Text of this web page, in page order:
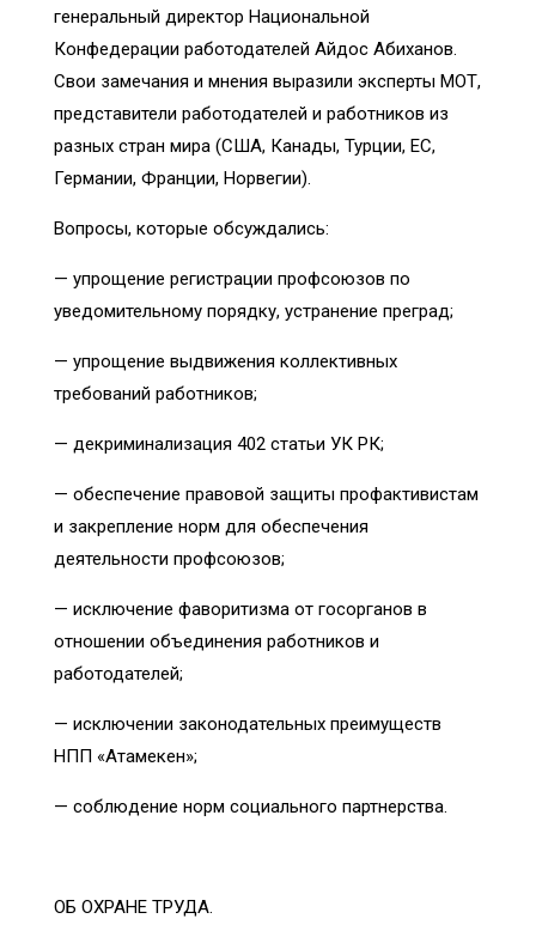
генеральный директор Национальной
Конфедерации работодателей Айдос Абиханов.
Свои замечания и мнения выразили эксперты МОТ,
представители работодателей и работников из
разных стран мира (США, Канады, Турции, ЕС,
Германии, Франции, Норвегии).
Вопросы, которые обсуждались:
— упрощение регистрации профсоюзов по
уведомительному порядку, устранение преград;
— упрощение выдвижения коллективных
требований работников;
— декриминализация 402 статьи УК РК;
— обеспечение правовой защиты профактивистам
и закрепление норм для обеспечения
деятельности профсоюзов;
— исключение фаворитизма от госорганов в
отношении объединения работников и
работодателей;
— исключении законодательных преимуществ
НПП «Атамекен»;
— соблюдение норм социального партнерства.
ОБ ОХРАНЕ ТРУДА.